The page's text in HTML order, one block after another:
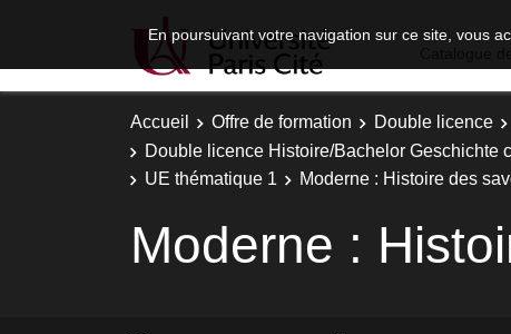
En poursuivant votre navigation sur ce site, vous
Accueil Offre de formation Double licence
Double licence Histoire/Bachelor Geschichte
UE thématique 1
Moderne : Histoire des
Moderne :